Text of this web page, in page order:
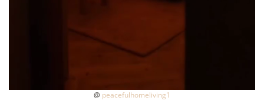
@ peacefulhomeliving1